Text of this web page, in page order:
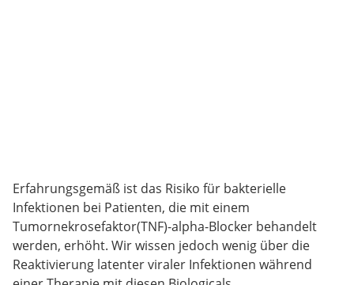
Erfahrungsgemäß ist das Risiko für bakterielle
Infektionen bei Patienten, die mit einem
Tumornekrosefaktor(TNF)-alpha-Blocker behandelt
werden, erhöht. Wir wissen jedoch wenig über die
Reaktivierung latenter viraler Infektionen während